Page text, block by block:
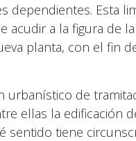
dependientes. Esta
acudir a la figura de
planta, con el fin
urbanístico de
ellas la edificación
sentido tiene